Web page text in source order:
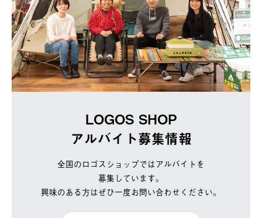
LOGOS SHOP
アルバイト募集情報
全国のロゴスショップではアルバイトを
募集しています。
興味のある方はぜひ一度お問い合わせください。